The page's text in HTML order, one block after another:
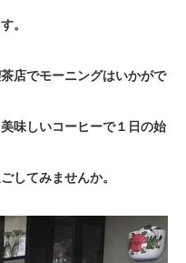
。
店でモーニングはいかがで
味しいコーヒーで１日の始
してみませんか。